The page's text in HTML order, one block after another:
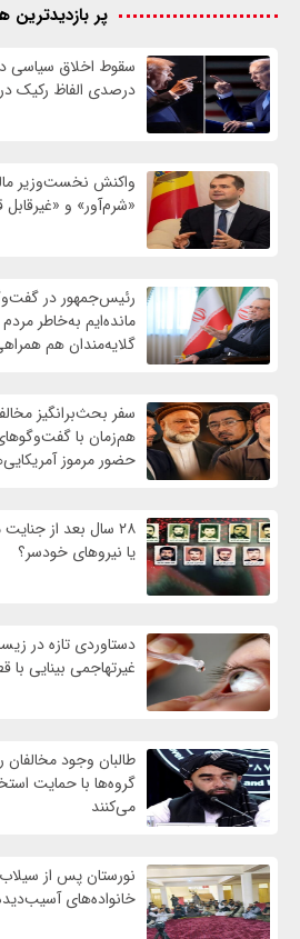
پر بازدیدترین
درصدی الفاظ رکیک
واکنش نخست‌وزیر
«شرم‌آور» و
رئیس‌جمهور در
مانده‌ایم به‌خاطر
گلایه‌مندان هم
سفر بحث‌برانگیز
هم‌زمان با
حضور مرموز
۲۸ سال بعد از
یا نیروهای خودسر؟
دستاوردی تازه در
غیرتهاجمی بینایی
طالبان وجود مخالفان
گروه‌ها با حمایت
می‌کنند
نورستان پس از سیلاب
خانواده‌های